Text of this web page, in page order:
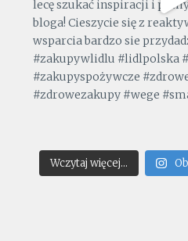
Wczytaj więcej...